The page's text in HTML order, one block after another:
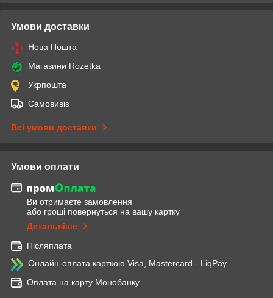
Умови доставки
Нова Пошта
Магазини Rozetka
Укрпошта
Самовивіз
Всі умови доставки
Умови оплати
Ви отримаєте замовлення
або гроші повернуться на вашу картку
Детальніше
Післяплата
Онлайн-оплата карткою Visa, Mastercard - LiqPay
Оплата на карту Монобанку